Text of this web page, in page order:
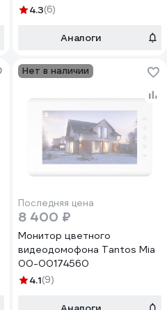
00017591
4.3(6)
Аналоги
Нет в наличии
Последняя цена
8 400 ₽
Монитор цветного
видеодомофона Tantos Mia
00-00174560
4.1(9)